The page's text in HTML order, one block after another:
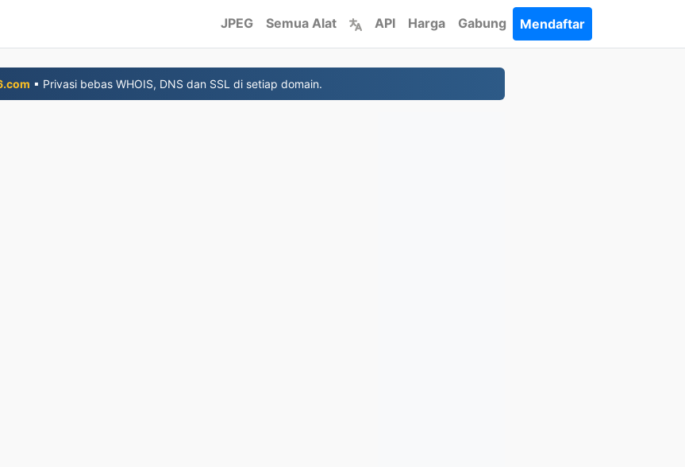
JPEG Semua Alat API Harga Gabung Mendaftar
▪ Privasi bebas WHOIS, DNS dan SSL di setiap domain.